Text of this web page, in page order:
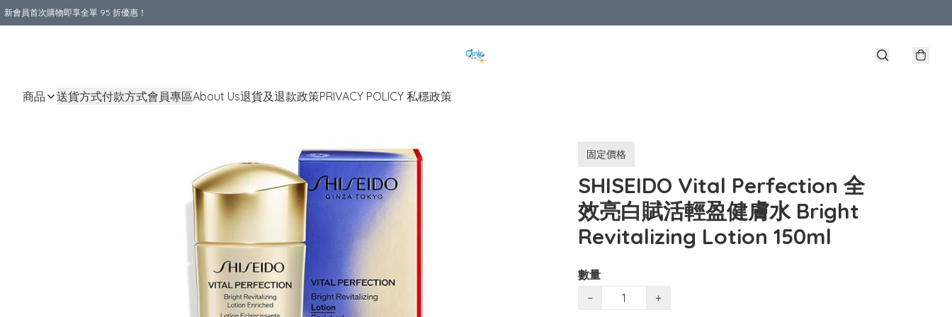
新會員首次購物即享全單 95 折優惠！
商品 送貨方式付款方式會員專區About Us退貨及退款政策PRIVACY POLICY 私穩政策
固定價格
SHISEIDO Vital Perfection 全
效亮白賦活輕盈健膚水 Bright
Revitalizing Lotion 150ml
數量
−
+